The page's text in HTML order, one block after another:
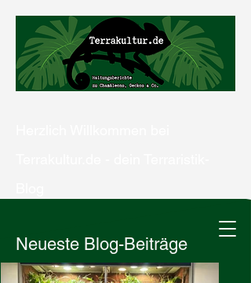
Kontaktiere uns
Neueste Blog-Beiträge